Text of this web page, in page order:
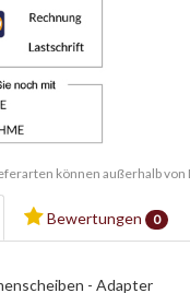
können außerhalb von
Bewertungen 0
- Adapter